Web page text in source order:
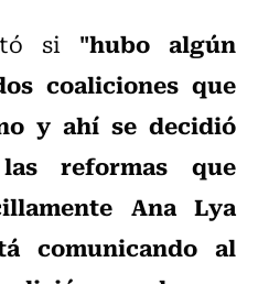
si "hubo algún
coaliciones que
y ahí se decidió
reformas que
Ana Lya
comunicando al